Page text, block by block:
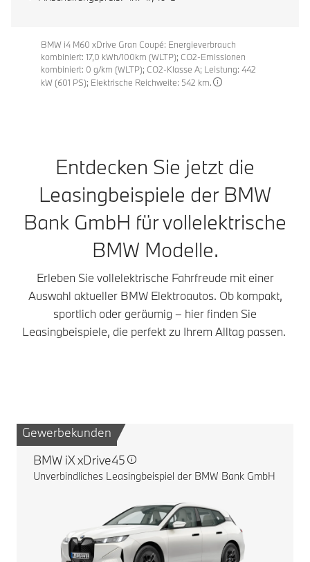
BMW i4 M60 xDrive Gran Coupé: Energieverbrauch
kombiniert: 17,0 kWh/100km (WLTP); CO2-Emissionen
kombiniert: 0 g/km (WLTP); CO2-Klasse A; Leistung: 442
kW (601 PS); Elektrische Reichweite: 542 km.
Entdecken Sie jetzt die
Leasingbeispiele der BMW
Bank GmbH für vollelektrische
BMW Modelle.
Erleben Sie vollelektrische Fahrfreude mit einer
Auswahl aktueller BMW Elektroautos. Ob kompakt,
sportlich oder geräumig – hier finden Sie
Leasingbeispiele, die perfekt zu Ihrem Alltag passen.
Gewerbekunden
BMW iX xDrive45
Unverbindliches Leasingbeispiel der BMW Bank GmbH